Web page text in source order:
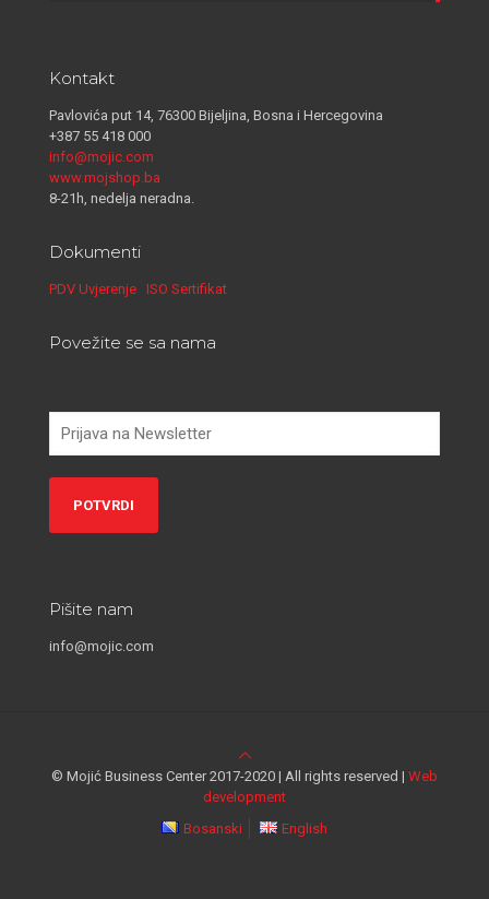
Kontakt
Pavlovića put 14, 76300 Bijeljina, Bosna i Hercegovina
+387 55 418 000
info@mojic.com
www.mojshop.ba
8-21h, nedelja neradna.
Dokumenti
PDV Uvjerenje ISO Sertifikat
Povežite se sa nama
Pišite nam
info@mojic.com
© Mojić Business Center 2017-2020 | All rights reserved | Web
development
Bosanski
English